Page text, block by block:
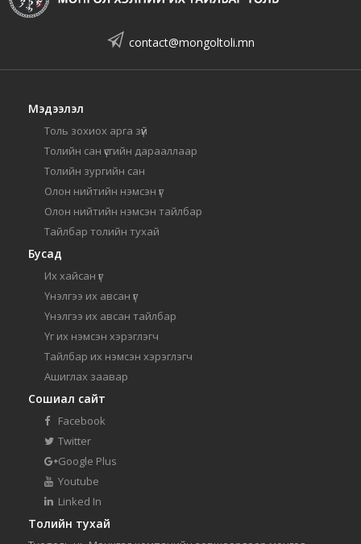
contact@mongoltoli.mn
Мэдээлэл
Толь зохиох арга зүй
Толийн сан үсгийн дарааллаар
Толийн зургийн сан
Олон нийтийн нэмсэн үг
Олон нийтийн нэмсэн тайлбар
Тайлбар толийн тухай
Бусад
Их хайсан үг
Үнэлгээ их авсан үг
Үнэлгээ их авсан тайлбар
Үг их нэмсэн хэрэглэгч
Тайлбар их нэмсэн хэрэглэгч
Ашиглах заавар
Сошиал сайт
Facebook
Twitter
Google Plus
Youtube
Linked In
Толийн тухай